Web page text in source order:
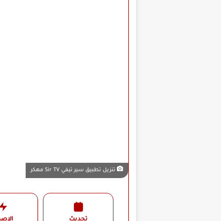
تنزيل تطبيق سير تيفي Sir TV مهكر
تحديث